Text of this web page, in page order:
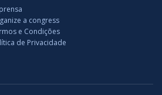
a congress
e Condições
de Privacidade